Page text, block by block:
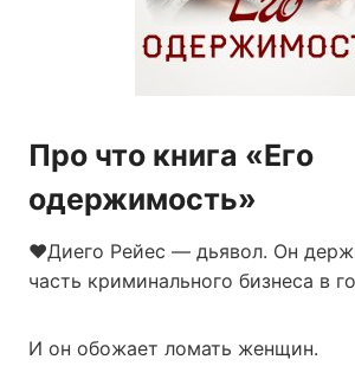
Про что книга «Его
одержимость»
❤️Диего Рейес — дьявол. Он
часть криминального бизнеса в
И он обожает ломать женщин.